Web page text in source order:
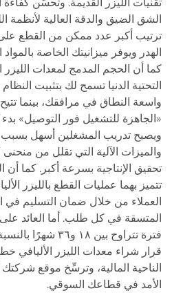
الشق الضيق والدقة العالية لأنظمة
ترتيب أكبر عدد ممكن من القطع
الهدر ويوفر ميزانيتك الخاصة
كما أن الحجم المدمج لمعدات الليزر
التحتية الدنيا تسمح لك بتثبيت
واسعة النطاق في مرافقك، بينما
«الجاهزة للتشغيل فور التوصيل»
ويصبح تدريب المشغلين أسهل بسبب
والميزات الآلية التي تقلل من
تحقيق الإنتاجية بسرعة أكبر. كما أن
تتميز بهما عمليات القطع بالليزر
العملاء من خلال ضمان التسليم في
المتسقة في كل طلب. أما العائد
فترة تتراوح بين
قرار شراء معدات الليزر الأليافي
الناحية المالية، وترسِّخ موقع
الأمد في قطاعك السوقي.